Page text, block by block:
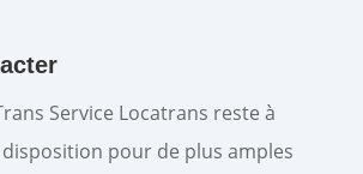
Service Locatrans reste à
pour de plus amples